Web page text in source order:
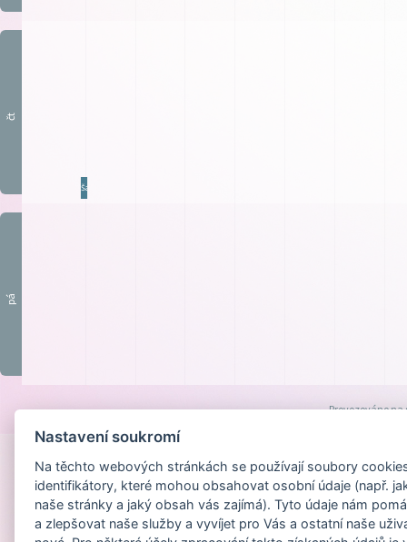
čt
ŠatN
pá
Provozováno na
Nastavení soukromí
Na těchto webových stránkách se používají soubory
identifikátory, které mohou obsahovat osobní údaje (např.
naše stránky a jaký obsah vás zajímá). Tyto údaje nám
a zlepšovat naše služby a vyvíjet pro Vás a ostatní naše